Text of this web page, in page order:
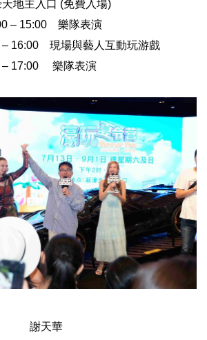
主入口 (免費入場)
15:00 樂隊表演
現場與藝人互動玩游戲
樂隊表演
謝天華